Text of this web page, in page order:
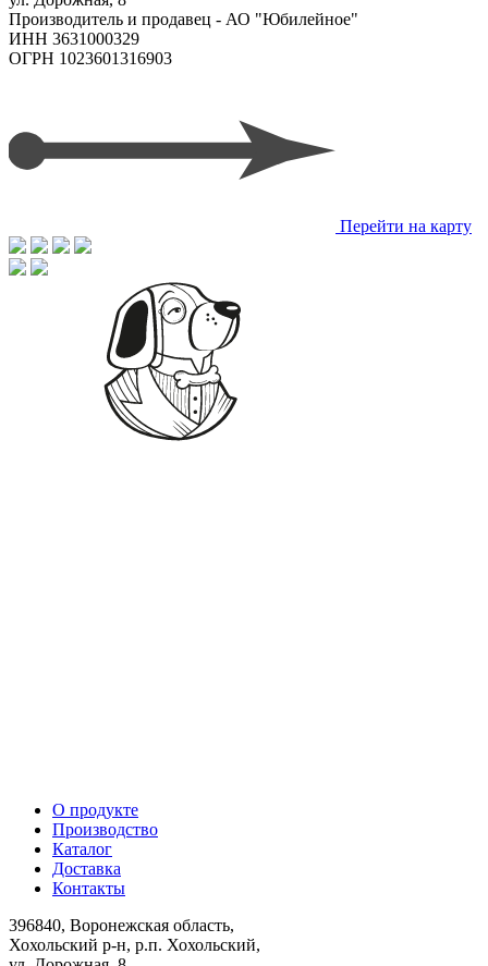
Производитель и продавец - АО "Юбилейное"
ИНН 3631000329
ОГРН 1023601316903
Перейти на карту
О продукте
Производство
Каталог
Доставка
Контакты
396840, Воронежская область,
Хохольский р-н, р.п. Хохольский,